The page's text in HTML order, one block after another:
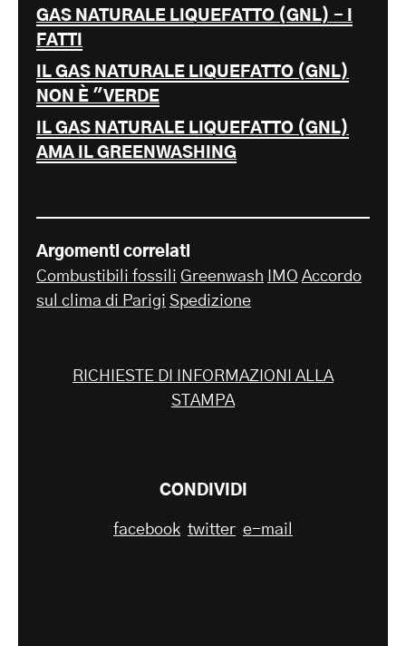
GAS NATURALE LIQUEFATTO (GNL) - I
FATTI
IL GAS NATURALE LIQUEFATTO (GNL)
NON È "VERDE
IL GAS NATURALE LIQUEFATTO (GNL)
AMA IL GREENWASHING
Argomenti correlati
Combustibili fossili Greenwash IMO Accordo
sul clima di Parigi Spedizione
RICHIESTE DI INFORMAZIONI ALLA
STAMPA
CONDIVIDI
facebook twitter e-mail